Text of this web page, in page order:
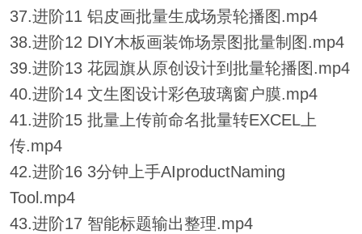
37.进阶11 铝皮画批量生成场景轮播图.mp4
38.进阶12 DIY木板画装饰场景图批量制图.mp4
39.进阶13 花园旗从原创设计到批量轮播图.mp4
40.进阶14 文生图设计彩色玻璃窗户膜.mp4
41.进阶15 批量上传前命名批量转EXCEL上
传.mp4
42.进阶16 3分钟上手AIproductNaming
Tool.mp4
43.进阶17 智能标题输出整理.mp4